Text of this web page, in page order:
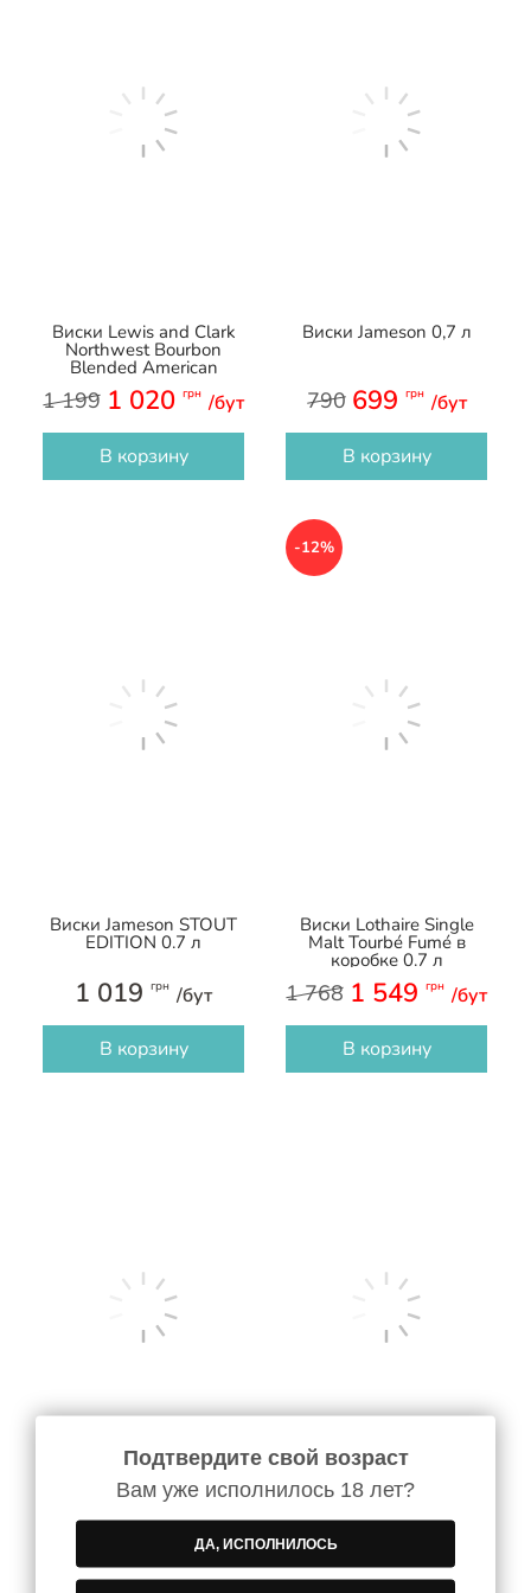
Виски Lewis and Clark
Northwest Bourbon
Blended American
Whiskey 1 л
1 199 1 020 грн /бут
В корзину
Виски Jameson 0,7 л
790 699 грн /бут
В корзину
Виски Jameson STOUT
EDITION 0.7 л
1 019 грн /бут
В корзину
-12%
Виски Lothaire Single
Malt Tourbé Fumé в
коробке 0.7 л
1 768 1 549 грн /бут
В корзину
Виски Jameson IPA
EDITION 0.7 л
1 019 грн
Виски Chapter 7
Prologue Blended Malt
Scotch Bourbon Casks
0.7 л
1 550 грн
Подтвердите свой возраст
Вам уже исполнилось 18 лет?
ДА, ИСПОЛНИЛОСЬ